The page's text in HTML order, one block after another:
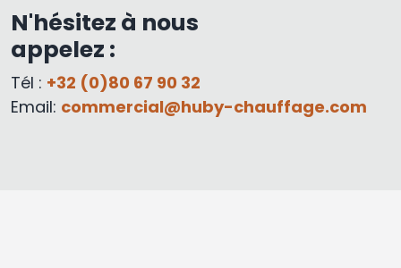
N'hésitez à nous
appelez :
Tél : +32 (0)80 67 90 32
Email: commercial@huby-chauffage.com